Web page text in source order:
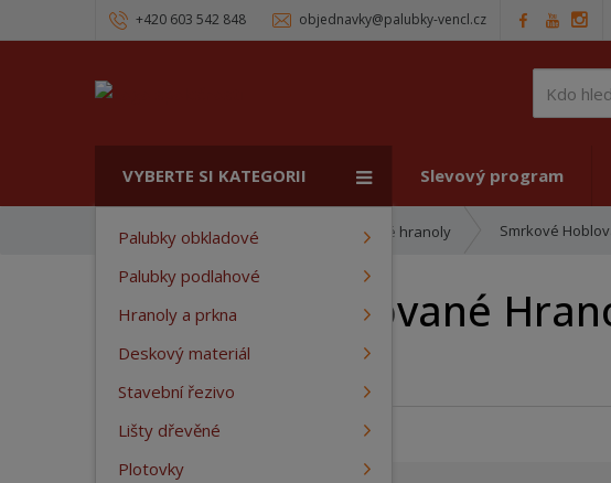
+420 603 542 848 objednavky@palubky-vencl.cz
VYBERTE SI KATEGORII
Palubky obkladové
Palubky podlahové
Hranoly a prkna
Deskový materiál
Stavební řezivo
Lišty dřevěné
Plotovky
Slevový program
Ú
o
n
í
t
r
n
Hranoly a prkna Hoblované hranoly Smrkové
Smrkové Hoblované
Kód produktu: